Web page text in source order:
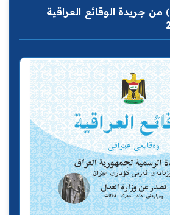
صدر العدد (4875) من جريدة الوقائع العراقية